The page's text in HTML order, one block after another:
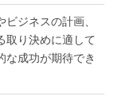
ビジネスの計画、
取り決めに適して
な成功が期待でき